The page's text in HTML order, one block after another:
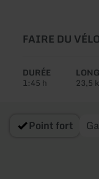
Type
circuit:
FAIRE DU VÉLO
DURÉE
1:45 h 23,5
Point fort